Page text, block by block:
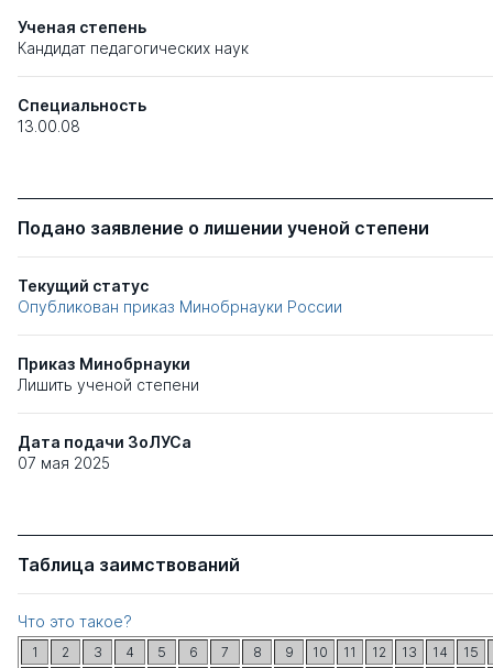
Ученая степень
Кандидат педагогических наук
Специальность
13.00.08
Подано заявление о лишении ученой степени
Текущий статус
Опубликован приказ Минобрнауки России
Приказ Минобрнауки
Лишить ученой степени
Дата подачи ЗоЛУСа
07 мая 2025
Таблица заимствований
Что это такое?
1 2 3 4 5 6 7 8 9 10 11 12 13 14
15